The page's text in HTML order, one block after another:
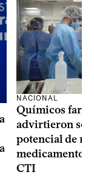
NACIONAL
Químicos
advirtieron
potencial de
medicamentos
CTI